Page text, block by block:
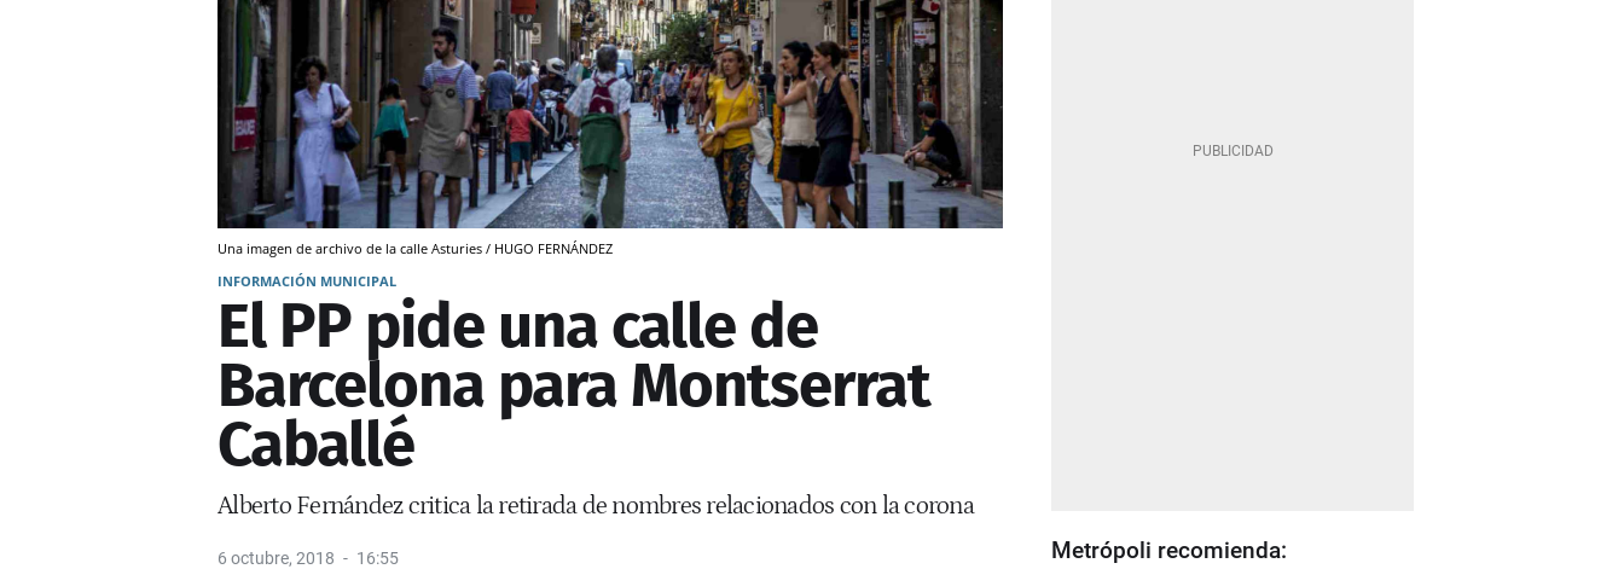
Una imagen de archivo de la calle Asturies / HUGO FERNÁNDEZ
INFORMACIÓN MUNICIPAL
El PP pide una calle de
Barcelona para Montserrat
Caballé
Alberto Fernández critica la retirada de nombres relacionados con la corona
6 octubre, 2018 16:55 Metrópoli recomienda: